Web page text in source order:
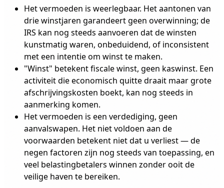
Het vermoeden is weerlegbaar. Het aantonen van
drie winstjaren garandeert geen overwinning; de
IRS kan nog steeds aanvoeren dat de winsten
kunstmatig waren, onbeduidend, of inconsistent
met een intentie om winst te maken.
"Winst" betekent fiscale winst, geen kaswinst. Een
activiteit die economisch quitte draait maar grote
afschrijvingskosten boekt, kan nog steeds in
aanmerking komen.
Het vermoeden is een verdediging, geen
aanvalswapen. Het niet voldoen aan de
voorwaarden betekent niet dat u verliest — de
negen factoren zijn nog steeds van toepassing, en
veel belastingbetalers winnen zonder ooit de
veilige haven te bereiken.